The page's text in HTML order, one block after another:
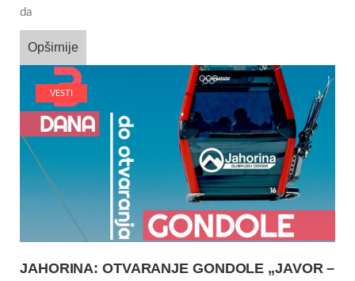
da
Opširnije
VESTI
JAHORINA: OTVARANJE GONDOLE „JAVOR –